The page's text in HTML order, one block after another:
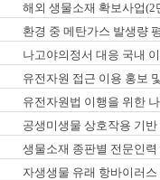
해외 생물소재 확보사업(2
환경 중 메탄가스 발생량
나고야의정서 대응 국내
유전자원 접근 이용 홍보
유전자원법 이행을 위한
년)
공생미생물 상호작용 기
생물소재 종판별 전문인
자생생물 유래 항바이러